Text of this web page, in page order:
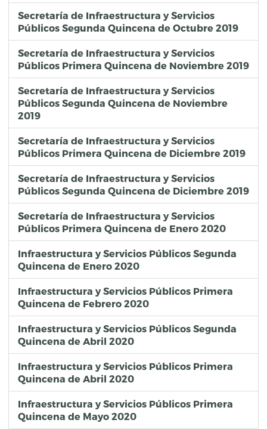
Secretaría de Infraestructura y Servicios
Públicos Segunda Quincena de Octubre 2019
Secretaría de Infraestructura y Servicios
Públicos Primera Quincena de Noviembre 2019
Secretaría de Infraestructura y Servicios
Públicos Segunda Quincena de Noviembre
2019
Secretaría de Infraestructura y Servicios
Públicos Primera Quincena de Diciembre 2019
Secretaría de Infraestructura y Servicios
Públicos Segunda Quincena de Diciembre 2019
Secretaría de Infraestructura y Servicios
Públicos Primera Quincena de Enero 2020
Infraestructura y Servicios Públicos Segunda
Quincena de Enero 2020
Infraestructura y Servicios Públicos Primera
Quincena de Febrero 2020
Infraestructura y Servicios Públicos Segunda
Quincena de Abril 2020
Infraestructura y Servicios Públicos Primera
Quincena de Abril 2020
Infraestructura y Servicios Públicos Primera
Quincena de Mayo 2020